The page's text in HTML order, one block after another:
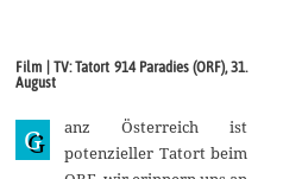
Film | TV: Tatort 914 Paradies (ORF), 31.
August
G
anz Österreich ist
potenzieller Tatort beim